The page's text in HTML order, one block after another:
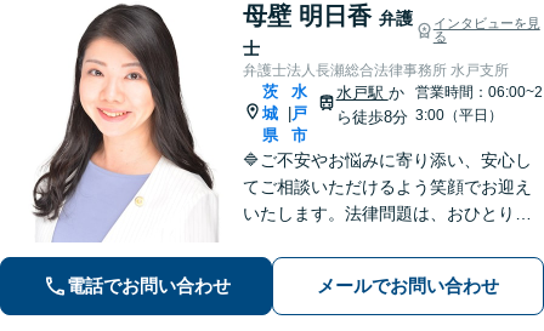
母壁 明日香 弁護
士
インタビューを見
る
弁護士法人長瀬総合法律事務所 水戸支所
茨
城
県
水
戸
市
水戸駅 か
ら徒歩8分
営業時間：06:00~2
3:00（平日）
🔷ご不安やお悩みに寄り添い、安心し
てご相談いただけるよう笑顔でお迎え
いたします。法律問題は、おひとりで
だき、まずは弁護士へご相談くださ
い。🔷遺産相続問題・離婚問題・男女
トラブル・交通事故・企業法務等幅広
電話でお問い合わせ メールでお問い合わせ